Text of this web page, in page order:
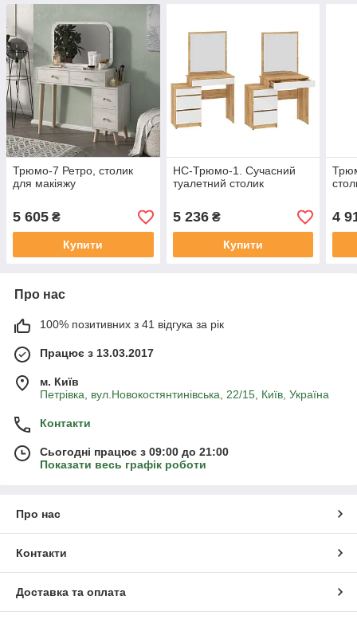
Трюмо-7 Ретро, столик
для макіяжу
5 605 ₴
Купити
НС-Трюмо-1. Сучасний
туалетний столик
5 236₴
Купити
4
Про нас
100% позитивних з 41 відгука за рік
Працює з 13.03.2017
м. Київ
Петрівка, вул.Новокостянтинівська, 22/15, Київ, Україна
Контакти
Сьогодні працює з 09:00 до 21:00
Показати весь графік роботи
Про нас
Контакти
Доставка та оплата